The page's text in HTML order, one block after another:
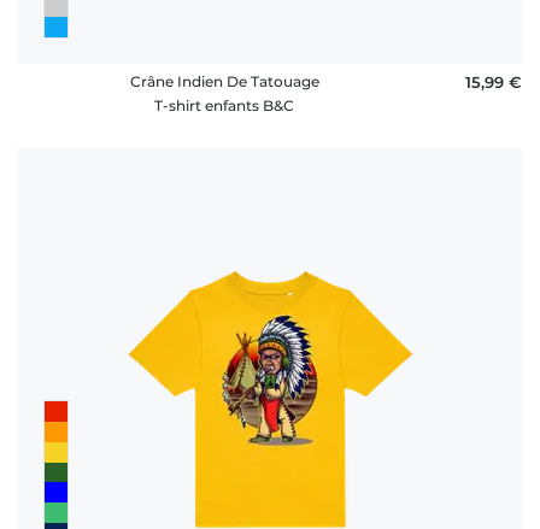
Crâne Indien De Tatouage
T-shirt enfants B&C
15,99 €